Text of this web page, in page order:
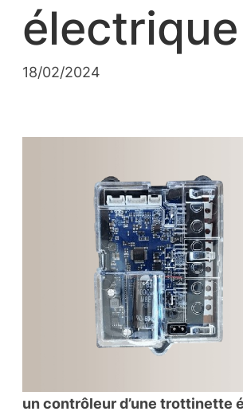
18/02/2024
un contrôleur d’une trottinette